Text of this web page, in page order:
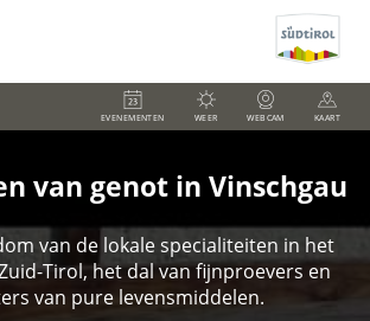
EVENEMENTEN WEER WEBCAM KAART
van genot in Vinschgau
van de lokale specialiteiten in het
Tirol, het dal van fijnproevers en
van pure levensmiddelen.